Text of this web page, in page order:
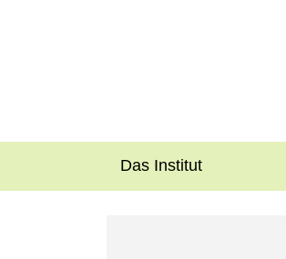
Das Institut